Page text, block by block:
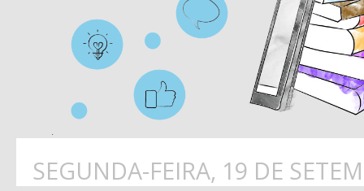
SEGUNDA-FEIRA, 19 DE